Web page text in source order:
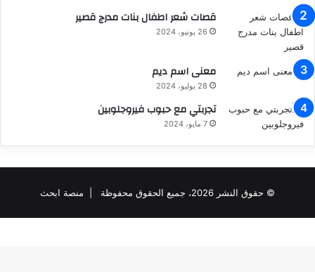
قصات شعر اطفال بنات مدرج قصير
26 يونيو، 2024
معنى اسم ديم
28 يوليو، 2024
تجربتي مع حبوب فيروجلوبين
7 مايو، 2024
© حقوق النشر 2026، جميع الحقوق محفوظة | منصة ابحث